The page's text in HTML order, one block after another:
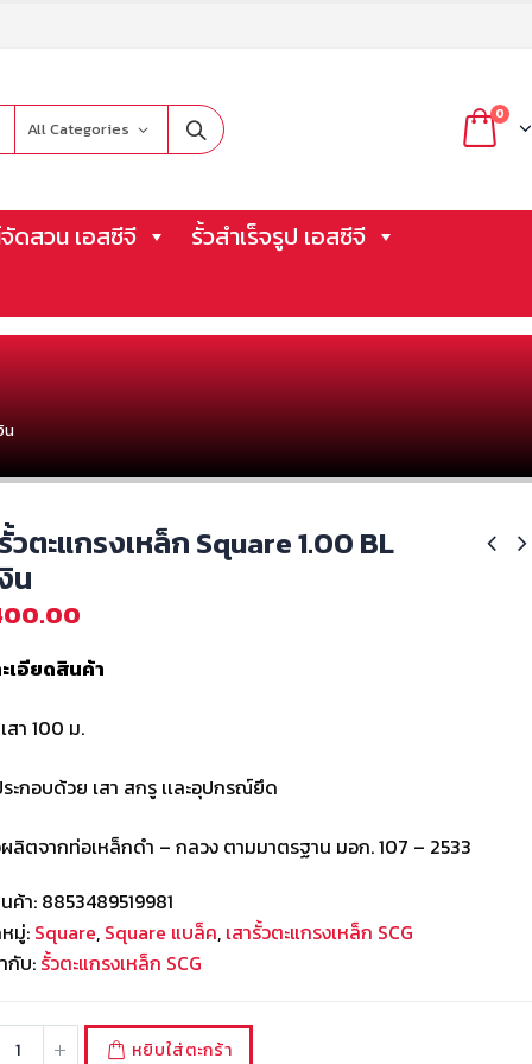
All Categories
0
ดสวน เอสซีจี
รั้วสำเร็จรูป เอสซีจี
น
วตะแกรงเหล็ก Square 1.00 BL
น
เอียดสินค้า
สา 100 ม.
ะกอบด้วย เสา สกรู เเละอุปกรณ์ยึด
ผลิตจากท่อเหล็กดำ – กลวง ตามมาตรฐาน มอก. 107 – 2533
ค้า: 8853489519981
มู่: Square, Square แบล็ค, เสารั้วตะแกรงเหล็ก SCG
กับ: รั้วตะแกรงเหล็ก SCG
หยิบใส่ตะกร้า